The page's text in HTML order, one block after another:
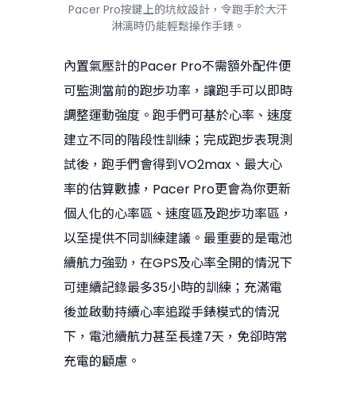
Pacer Pro按鍵上的坑紋設計，令跑手於大汗
淋漓時仍能輕鬆操作手錶。
內置氣壓計的Pacer Pro不需額外配件便
可監測當前的跑步功率，讓跑手可以即時
調整運動強度。跑手們可基於心率、速度
建立不同的階段性訓練；完成跑步表現測
試後，跑手們會得到VO2max、最大心
率的估算數據，Pacer Pro更會為你更新
個人化的心率區、速度區及跑步功率區，
以至提供不同訓練建議。最重要的是電池
續航力強勁，在GPS及心率全開的情況下
可連續記錄最多35小時的訓練；充滿電
後並啟動持續心率追蹤手錶模式的情況
下，電池續航力甚至長達7天，免卻時常
充電的顧慮。